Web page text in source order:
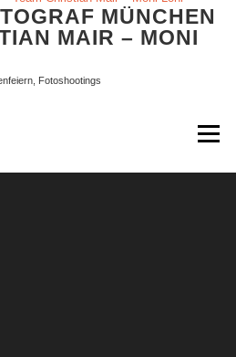
MÜNCHEN
MAIR – MONI
Fotoshootings
Menü